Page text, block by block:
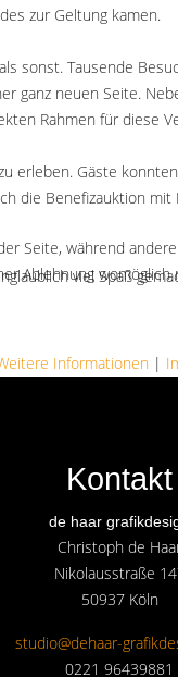
zur Geltung kamen.
sonst. Tausende
ganz neuen Seite.
Rahmen für diese
erleben. Gäste
die Benefizauktion
viel Spaß
Kontakt
de haar
Christoph de
Nikolausstraße
50937 Köln
studio@dehaar-
0221 96439881
Seite, während
Ablehnung
Informationen |